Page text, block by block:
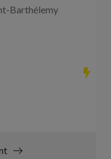
Barthélemy